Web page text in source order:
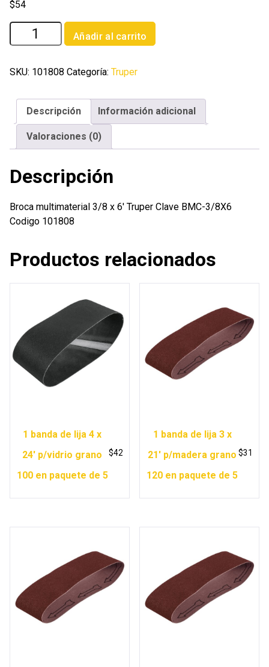
$54
Broca
multimaterial
x
Truper
cantidad
Añadir al carrito
SKU: 101808 Categoría: Truper
Descripción Información adicional
Valoraciones (0)
Descripción
Broca multimaterial 3/8 x 6′ Truper Clave BMC-3/8X6
Codigo 101808
Productos relacionados
1 banda de lija 4 x
24′ p/vidrio grano
100 en paquete de 5
$42
1 banda de lija 3 x
21′ p/madera grano
120 en paquete de 5
$31